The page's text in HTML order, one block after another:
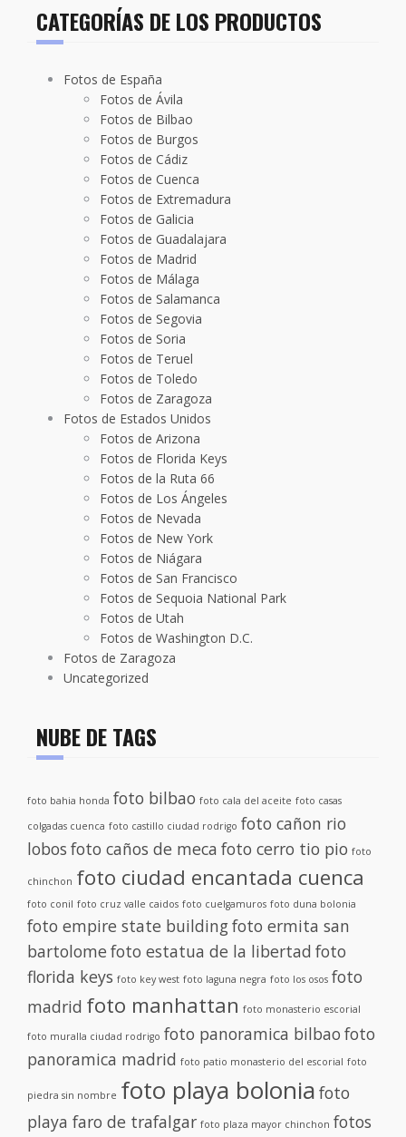
CATEGORÍAS DE LOS PRODUCTOS
Fotos de España
Fotos de Ávila
Fotos de Bilbao
Fotos de Burgos
Fotos de Cádiz
Fotos de Cuenca
Fotos de Extremadura
Fotos de Galicia
Fotos de Guadalajara
Fotos de Madrid
Fotos de Málaga
Fotos de Salamanca
Fotos de Segovia
Fotos de Soria
Fotos de Teruel
Fotos de Toledo
Fotos de Zaragoza
Fotos de Estados Unidos
Fotos de Arizona
Fotos de Florida Keys
Fotos de la Ruta 66
Fotos de Los Ángeles
Fotos de Nevada
Fotos de New York
Fotos de Niágara
Fotos de San Francisco
Fotos de Sequoia National Park
Fotos de Utah
Fotos de Washington D.C.
Fotos de Zaragoza
Uncategorized
NUBE DE TAGS
foto bahia honda foto bilbao foto cala del aceite foto casas
colgadas cuenca foto castillo ciudad rodrigo foto cañon rio
lobos foto caños de meca foto cerro tio pio foto
chinchon foto ciudad encantada cuenca
foto conil foto cruz valle caidos foto cuelgamuros foto duna bolonia
foto empire state buildingfoto ermita san
bartolomefoto estatua de la libertad foto
florida keys foto key west foto laguna negra foto los osos foto
madrid foto manhattan foto monasterio escorial
foto muralla ciudad rodrigo foto panoramica bilbao foto
panoramica madrid foto patio monasterio del escorial foto
piedra sin nombre foto playa bolonia foto
playa faro de trafalgar foto plaza mayor chinchon fotos